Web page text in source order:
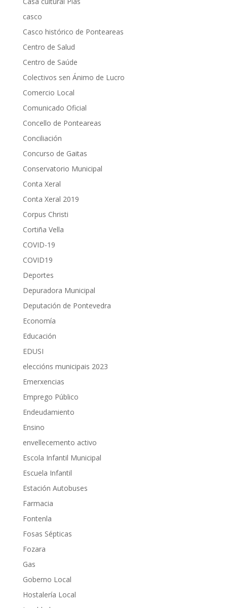
casco
Casco histórico de Ponteareas
Centro de Salud
Centro de Saúde
Colectivos sen Ánimo de Lucro
Comercio Local
Comunicado Oficial
Concello de Ponteareas
Conciliación
Concurso de Gaitas
Conservatorio Municipal
Conta Xeral
Conta Xeral 2019
Corpus Christi
Cortiña Vella
COVID-19
COVID19
Deportes
Depuradora Municipal
Deputación de Pontevedra
Economía
Educación
EDUSI
eleccións municipais 2023
Emerxencias
Emprego Público
Endeudamiento
Ensino
envellecemento activo
Escola Infantil Municipal
Escuela Infantil
Estación Autobuses
Farmacia
Fontenla
Fosas Sépticas
Fozara
Gas
Goberno Local
Hostalería Local